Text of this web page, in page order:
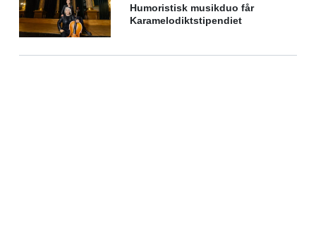
Humoristisk musikduo får
Karamelodiktstipendiet